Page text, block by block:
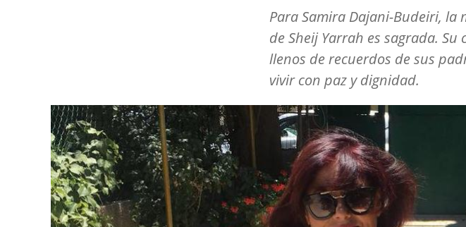
Para Samira Dajani-Budeiri,
de Sheij Yarrah es sagrada.
llenos de recuerdos de sus
vivir con paz y dignidad.
Image